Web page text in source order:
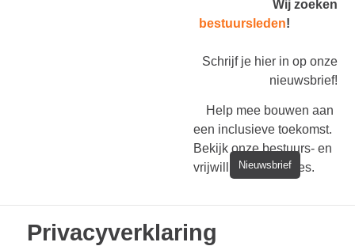
Wij zoeken
bestuursleden!
Schrijf je hier in op onze
nieuwsbrief!
Help mee bouwen aan
een inclusieve toekomst.
Bekijk onze bestuurs- en
vrijwilligersvacatures.
Nieuwsbrief
Privacyverklaring